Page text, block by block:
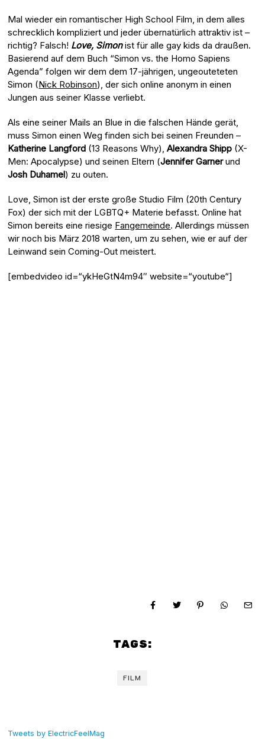
Mal wieder ein romantischer High School Film, in dem alles
schrecklich kompliziert und jeder übernatürlich attraktiv ist –
richtig? Falsch! Love, Simonist für alle gay kids da draußen.
Basierend auf dem Buch “Simon vs. the Homo Sapiens
Agenda” folgen wir dem dem 17-jährigen, ungeouteteten
Simon (Nick Robinson), der sich online anonym in einen
Jungen aus seiner Klasse verliebt.
Als eine seiner Mails an Blue in die falschen Hände gerät,
muss Simon einen Weg finden sich bei seinen Freunden –
Katherine Langford (13 Reasons Why),Alexandra Shipp (X-
Men: Apocalypse) und seinen Eltern (Jennifer Garnerund
Josh Duhamel) zu outen.
Love, Simon ist der erste große Studio Film (20th Century
Fox) der sich mit der LGBTQ+ Materie befasst. Online hat
Simon bereits eine riesige Fangemeinde. Allerdings müssen
wir noch bis März 2018 warten, um zu sehen, wie er auf der
Leinwand sein Coming-Out meistert.
[embedvideo id=“ykHeGtN4m94″ website=“youtube“]
TAGS:
FILM
Tweets by ElectricFeelMag